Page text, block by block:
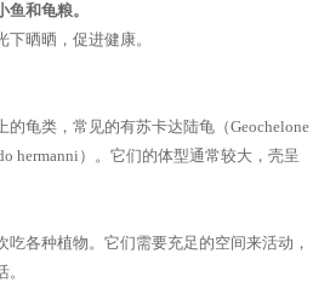
和龟粮。
晒晒，促进健康。
的龟类，常见的有苏卡达陆龟（Geochelone
hermanni）。它们的体型通常较大，壳呈
吃各种植物。它们需要充足的空间来活动，